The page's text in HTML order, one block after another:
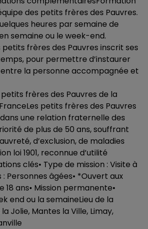
des petits frères des Pauvres.
heures par semaine de
semaine ou le week-end.
petits frères des Pauvres inscrit ses
pour permettre d’instaurer
la personne accompagnée et
petits frères des Pauvres de la
petits frères des Pauvres
une relation fraternelle des
de plus de 50 ans, souffrant
d’exclusion, de maladies
loi 1901, reconnue d’utilité
clés• Type de mission : Visite à
: Personnes âgées• *Ouvert aux
18 ans• Mission permanente•
end ou la semaineLieu de la
Jolie, Mantes la Ville, Limay,